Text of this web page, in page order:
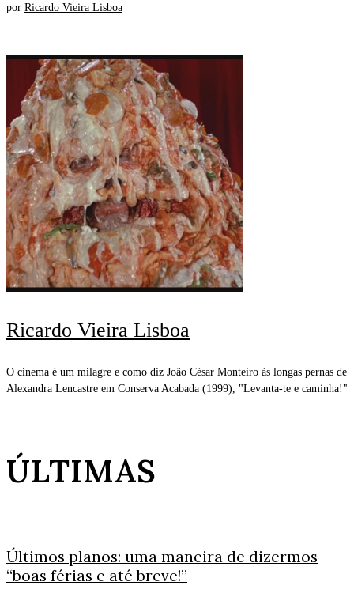
por Ricardo Vieira Lisboa
Ricardo Vieira Lisboa
O cinema é um milagre e como diz João César Monteiro às longas pernas de
Alexandra Lencastre em Conserva Acabada (1999), "Levanta-te e caminha!"
ÚLTIMAS
Últimos planos: uma maneira de dizermos
“boas férias e até breve!”